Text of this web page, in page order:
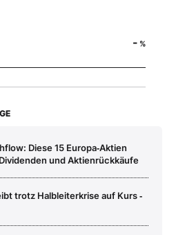
- %
Diese 15 Europa‑Aktien
und Aktienrückkäufe
trotz Halbleiterkrise auf Kurs ‑